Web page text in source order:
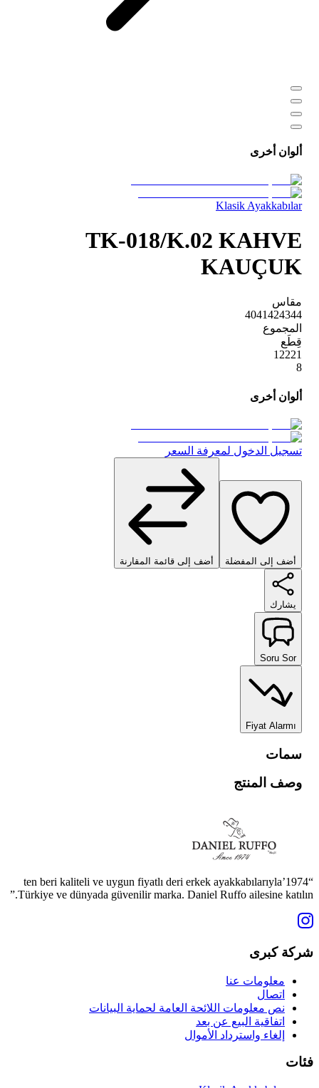
ألوان أخرى
Klasik Ayakkabılar
TK-018/K.02 KAHVE
KAUÇUK
مقاس
4041424344
المجموع
قِطَع
12221
8
ألوان أخرى
تسجيل الدخول لمعرفة السعر
أضف إلى المفضلة أضف إلى قائمة المقارنة
يشارك
Soru Sor
Fiyat Alarmı
سمات
وصف المنتج
“1974’ten beri kaliteli ve uygun fiyatlı deri erkek ayakkabılarıyla
Türkiye ve dünyada güvenilir marka. Daniel Ruffo ailesine katılın.”
شركة كبرى
معلومات عنا
اتصال
نص معلومات اللائحة العامة لحماية البيانات
اتفاقية البيع عن بعد
إلغاء واسترداد الأموال
فئات